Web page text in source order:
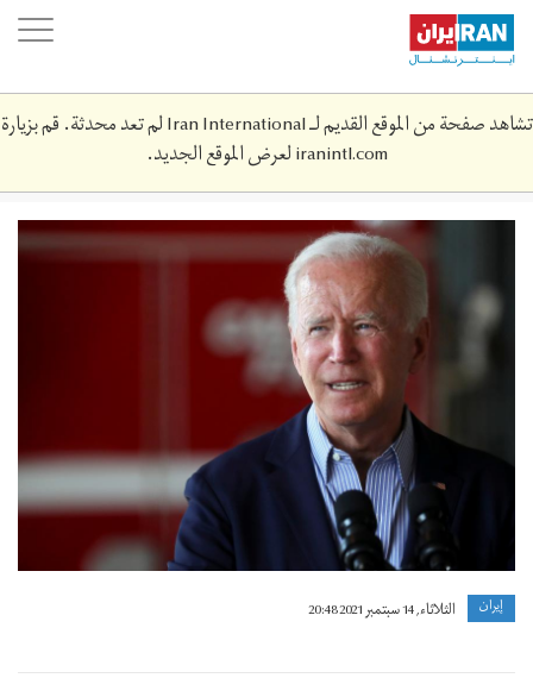
Skip
main
content
تشاهد صفحة من الموقع القديم لـ Iran International لم تعد محدثة. قم بزيارة
iranintl.comلعرض الموقع الجديد.
2021-
09-
coronavirus-
india-
usa.jpg
إيران الثلاثاء, 14 سبتمبر 2021 20:48